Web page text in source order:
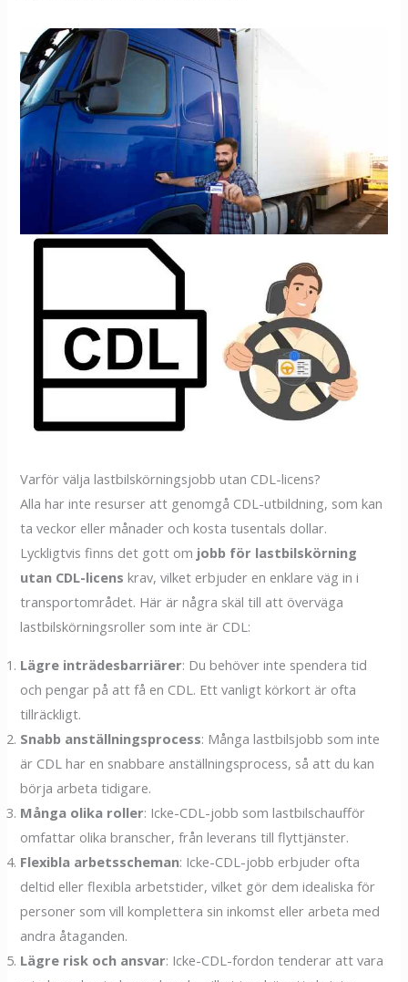
Varför välja lastbilskörningsjobb utan CDL-licens?
Alla har inte resurser att genomgå CDL-utbildning, som kan
ta veckor eller månader och kosta tusentals dollar.
Lyckligtvis finns det gott om jobb för lastbilskörning
utan CDL-licens krav, vilket erbjuder en enklare väg in i
transportområdet. Här är några skäl till att överväga
lastbilskörningsroller som inte är CDL:
Lägre inträdesbarriärer: Du behöver inte spendera tid
och pengar på att få en CDL. Ett vanligt körkort är ofta
tillräckligt.
Snabb anställningsprocess: Många lastbilsjobb som inte
är CDL har en snabbare anställningsprocess, så att du kan
börja arbeta tidigare.
Många olika roller: Icke-CDL-jobb som lastbilschaufför
omfattar olika branscher, från leverans till flyttjänster.
Flexibla arbetsscheman: Icke-CDL-jobb erbjuder ofta
deltid eller flexibla arbetstider, vilket gör dem idealiska för
personer som vill komplettera sin inkomst eller arbeta med
andra åtaganden.
Lägre risk och ansvar: Icke-CDL-fordon tenderar att vara